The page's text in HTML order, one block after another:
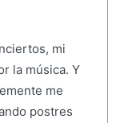
mi
la música. Y
me
postres